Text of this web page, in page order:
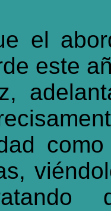
el
este